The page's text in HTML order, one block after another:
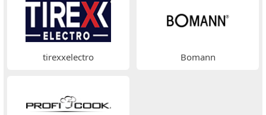
tirexxelectro Bomann